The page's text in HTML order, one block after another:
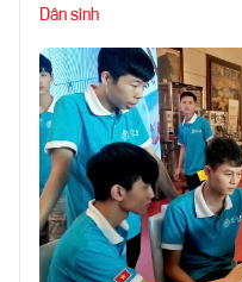
Dân sinh